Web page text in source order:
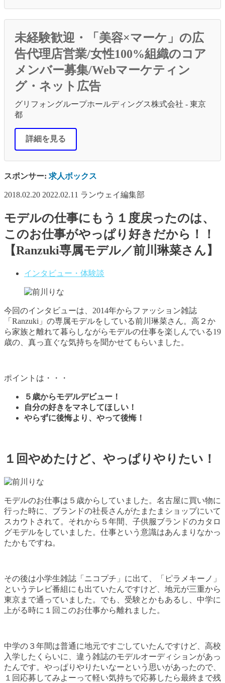
未経験歓迎・「美容×マーケ」の広
告代理店営業/女性100%組織のコア
メンバー募集/Webマーケティン
グ・ネット広告
グリフォングループホールディングス株式会社 - 東京
都
詳細を見る
スポンサー: 求人ボックス
2018.02.20 2022.02.11 ランウェイ編集部
モデルの仕事にもう１度戻ったのは、
このお仕事がやっぱり好きだから！！
【Ranzuki専属モデル／前川琳菜さん】
インタビュー・体験談
今回のインタビューは、2014年からファッション雑誌
「Ranzuki」の専属モデルをしている前川琳菜さん。高２か
ら家族と離れて暮らしながらモデルの仕事を楽しんでいる19
歳の、真っ直ぐな気持ちを聞かせてもらいました。
ポイントは・・・
５歳からモデルデビュー！
自分の好きをマネしてほしい！
やらずに後悔より、やって後悔！
１回やめたけど、やっぱりやりたい！
モデルのお仕事は５歳からしていました。名古屋に買い物に
行った時に、ブランドの社長さんがたまたまショップにいて
スカウトされて。それから５年間、子供服ブランドのカタロ
グモデルをしていました。仕事という意識はあんまりなかっ
たかもですね。
その後は小学生雑誌「ニコプチ」に出て、「ピラメキーノ」
というテレビ番組にも出ていたんですけど、地元が三重から
東京まで通っていました。でも、受験とかもあるし、中学に
上がる時に１回このお仕事から離れました。
中学の３年間は普通に地元ですごしていたんですけど、高校
入学したくらいに、違う雑誌のモデルオーディションがあっ
たんです。やっぱりやりたいなーという思いがあったので、
１回応募してみよーって軽い気持ちで応募したら最終まで残